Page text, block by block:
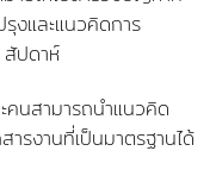
งและแนวคิดการ
สัปดาห์
คนสามารถนำแนวคิด
รงานที่เป็นมาตรฐานได้